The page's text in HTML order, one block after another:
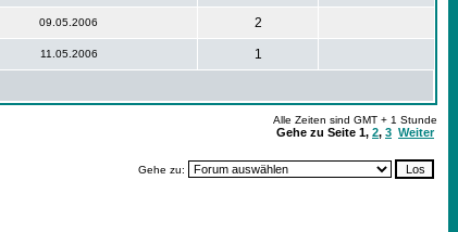
09.05.2006 2
11.05.2006 1
Alle Zeiten sind GMT + 1 Stunde
Gehe zu Seite 1, 2, 3 Weiter
Gehe zu: